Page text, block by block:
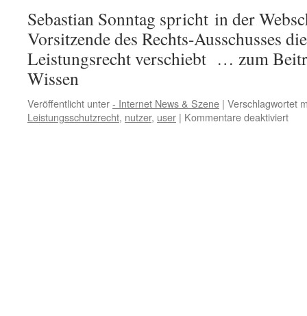
Sebastian Sonntag spricht in der
Vorsitzende des Rechts-Ausschusses
Leistungsrecht verschiebt … zum
Wissen
Veröffentlicht unter- Internet News & Szene | Verschlagwortet
Leistungsschutzrecht, nutzer, user | Kommentare deaktiviertfür